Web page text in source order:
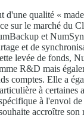
d'une qualité «
sur le marché du
et
et de
levée de fonds,
R&D mais
comptes. Elle a
à certaines
à l'envoi
accroître son